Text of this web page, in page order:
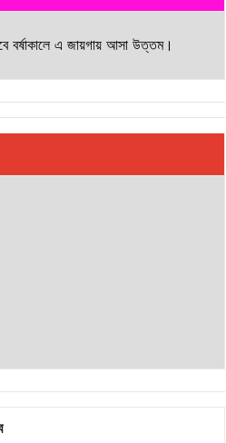
বর্ষাকালে এ জায়গায় আসা উত্তম।